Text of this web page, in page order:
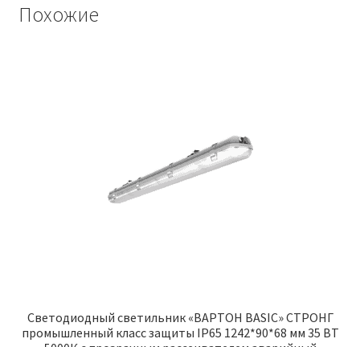
Похожие
Светодиодный светильник «ВАРТОН BASIC» СТРОНГ
промышленный класс защиты IP65 1242*90*68 мм 35 ВТ